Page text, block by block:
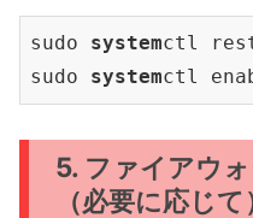
sudo systemctl
sudo system
5. ファイアウ
（必要に応じて